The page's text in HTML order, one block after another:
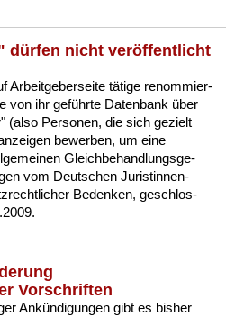
dürfen nicht veröffentlicht
Ar­beit­ge­ber­sei­te täti­ge re­nom­mier­
von ihr geführ­te Da­ten­bank über
(al­so Per­so­nen, die sich ge­zielt
be­wer­ben, um ei­ne
Gleich­be­hand­lungs­ge­
vom Deut­schen Ju­ris­tin­nen­
Be­den­ken, ge­schlos­
Vorschriften
Ankündi­gun­gen gibt es bis­her